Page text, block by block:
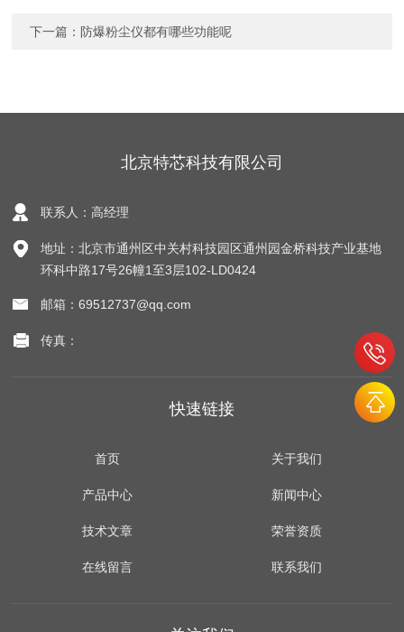
下一篇： 防爆粉尘仪都有哪些功能呢
北京特芯科技有限公司
联系人：高经理
地址：北京市通州区中关村科技园区通州园金桥科技产业基地
环科中路17号26幢1至3层102-LD0424
邮箱：69512737@qq.com
传真：
快速链接
首页 关于我们
产品中心 新闻中心
技术文章 荣誉资质
在线留言 联系我们